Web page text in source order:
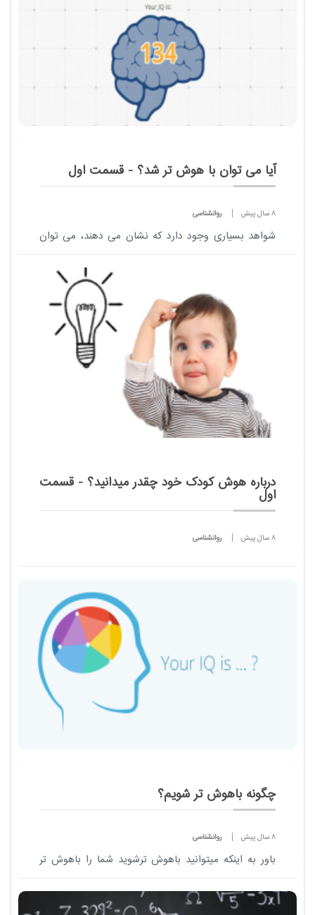
آیا می توان با هوش تر شد؟ - قسمت اول
8 سال پیش روانشناسی
شواهد بسیاری وجود دارد که نشان می دهند، می توان
می آییم؛ ژن هایی که در حکم ماده اولیه و خام بشر
درباره هوش کودک خود چقدر میدانید؟ - قسمت
اول
8 سال پیش روانشناسی
چگونه باهوش تر شویم؟
8 سال پیش روانشناسی
باور به اینکه میتوانید باهوش ترشوید شما را باهوش تر